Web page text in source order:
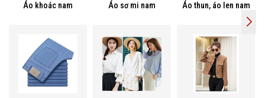
Áo khoác nam Áo sơ mi nam Áo thun, áo len nam